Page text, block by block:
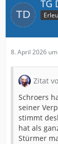
TG
8. April 2026
Zitat
Schroers
seiner
stimmt
hat als
Stürmer